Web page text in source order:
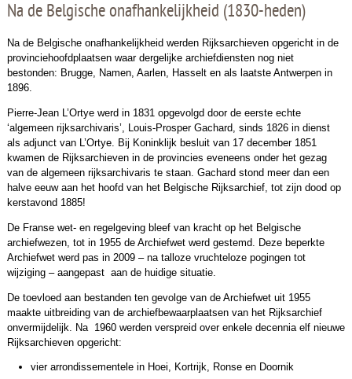
Na de Belgische onafhankelijkheid (1830-heden)
Na de Belgische onafhankelijkheid werden Rijksarchieven opgericht in de
provinciehoofdplaatsen waar dergelijke archiefdiensten nog niet
bestonden: Brugge, Namen, Aarlen, Hasselt en als laatste Antwerpen in
1896.
Pierre-Jean L’Ortye werd in 1831 opgevolgd door de eerste echte
‘algemeen rijksarchivaris’, Louis-Prosper Gachard, sinds 1826 in dienst
als adjunct van L’Ortye. Bij Koninklijk besluit van 17 december 1851
kwamen de Rijksarchieven in de provincies eveneens onder het gezag
van de algemeen rijksarchivaris te staan. Gachard stond meer dan een
halve eeuw aan het hoofd van het Belgische Rijksarchief, tot zijn dood op
kerstavond 1885!
De Franse wet- en regelgeving bleef van kracht op het Belgische
archiefwezen, tot in 1955 de Archiefwet werd gestemd. Deze beperkte
Archiefwet werd pas in 2009 – na talloze vruchteloze pogingen tot
wijziging – aangepast aan de huidige situatie.
De toevloed aan bestanden ten gevolge van de Archiefwet uit 1955
maakte uitbreiding van de archiefbewaarplaatsen van het Rijksarchief
onvermijdelijk. Na 1960 werden verspreid over enkele decennia elf nieuwe
Rijksarchieven opgericht:
vier arrondissementele in Hoei, Kortrijk, Ronse en Doornik